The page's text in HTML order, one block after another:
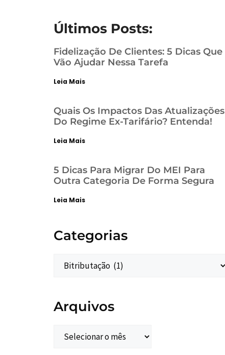
Últimos Posts:
Fidelização De Clientes: 5 Dicas Que
Vão Ajudar Nessa Tarefa
Leia Mais
Quais Os Impactos Das Atualizações
Do Regime Ex-Tarifário? Entenda!
Leia Mais
5 Dicas Para Migrar Do MEI Para
Outra Categoria De Forma Segura
Leia Mais
Categorias
Arquivos